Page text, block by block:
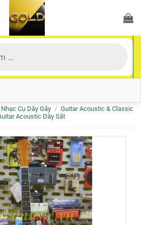
Cụ Dây Gảy / Guitar Acoustic & Classic
Acoustic Dây Sắt